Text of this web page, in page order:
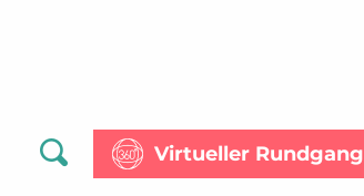
Suche
Virtueller Rundgang